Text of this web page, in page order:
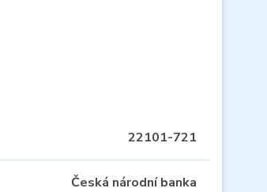
22101-721
Česká národní banka